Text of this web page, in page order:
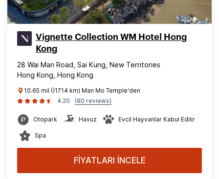
Vignette Collection WM Hotel Hong
Kong
28 Wai Man Road, Sai Kung, New Territories
Hong Kong, Hong Kong
10.65 mil ()1714 km) Man Mo Temple'den
4.20
(80 reviews)
Otopark Havuz Evcil Hayvanlar Kabul Edilir
Spa
FİYATLARI İNCELE